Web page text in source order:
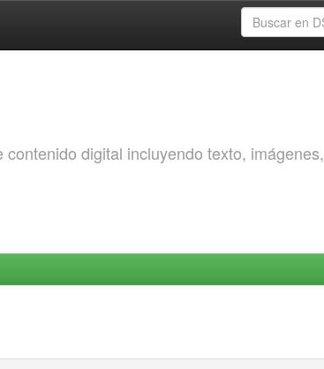
digital incluyendo texto, imágenes,